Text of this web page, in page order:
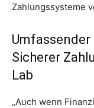
Zahlungssysteme
Sicherer
Lab
„Auch wenn